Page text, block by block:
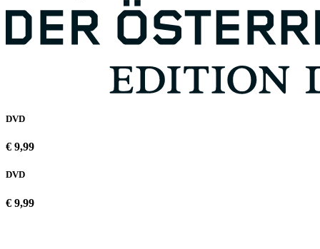
DVD
€ 9,99
DVD
€ 9,99